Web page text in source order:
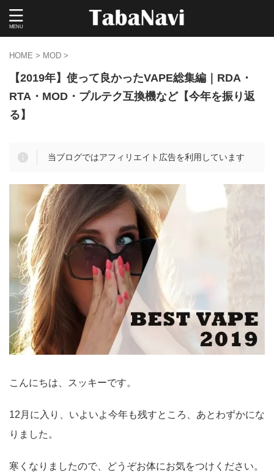
HOME > MOD >
【2019年】使って良かったVAPE総集編｜RDA・
RTA・MOD・プルテク互換機など【今年を振り返
る】
当ブログではアフィリエイト広告を利用しています
こんにちは、スッキーです。
12月に入り、いよいよ今年も残すところ、あとわずかにな
りました。
寒くなりましたので、どうぞお体にお気をつけください。